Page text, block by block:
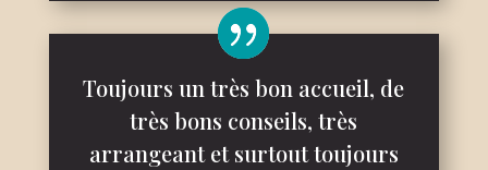
Toujours un très bon accueil, de
très bons conseils, très
arrangeant et surtout toujours